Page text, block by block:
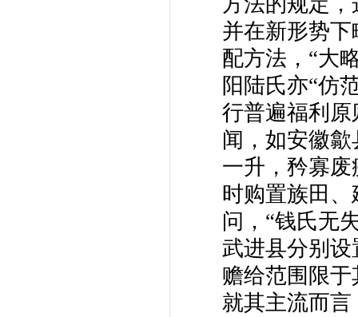
并在新形势
配方法，“大
阳陆氏亦“仿
行普遍福利
闻，如安徽
一升，矜寡
时购置族田
问，“钱氏无
武进县分别
赡给范围限
就其主流而